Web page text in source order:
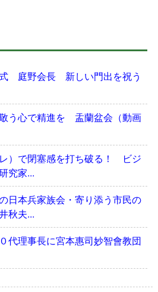
庭野会長 新しい門出を祝う
う心で精進を 盂蘭盆会（動画
）で閉塞感を打ち破る！ ビジ
究家...
日本兵家族会・寄り添う市民の
秋夫...
代理事長に宮本惠司妙智會教団